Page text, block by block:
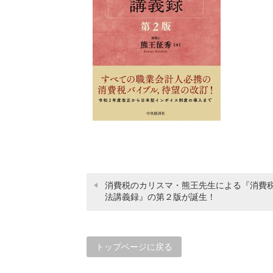
消費税のカリスマ・熊王先生による『消費
法講義録』の第２版が誕生！
トップページに戻る